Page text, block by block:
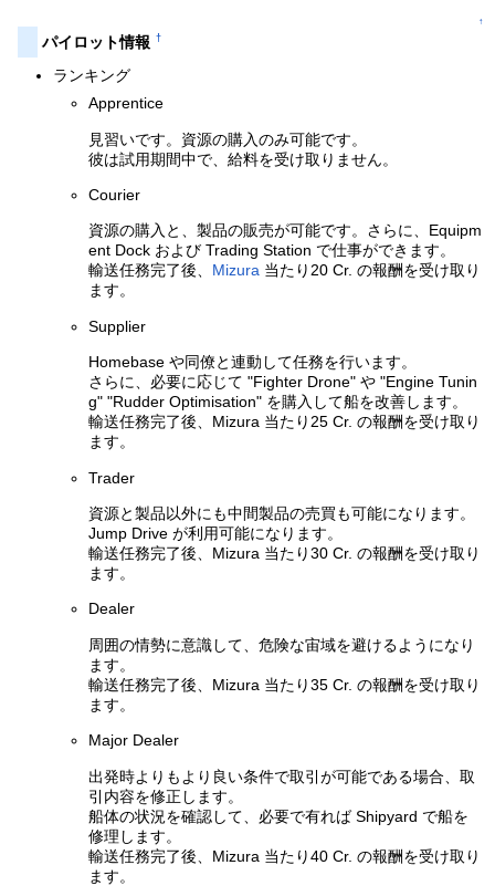
↑
パイロット情報 †
ランキング
Apprentice
見習いです。資源の購入のみ可能です。
彼は試用期間中で、給料を受け取りません。
Courier
資源の購入と、製品の販売が可能です。さらに、Equipm
ent Dock および Trading Station で仕事ができます。
輸送任務完了後、 Mizura 当たり20 Cr. の報酬を受け取り
ます。
Supplier
Homebase や同僚と連動して任務を行います。
さらに、必要に応じて "Fighter Drone" や "Engine Tunin
g" "Rudder Optimisation" を購入して船を改善します。
輸送任務完了後、Mizura 当たり25 Cr. の報酬を受け取り
ます。
Trader
資源と製品以外にも中間製品の売買も可能になります。
Jump Drive が利用可能になります。
輸送任務完了後、Mizura 当たり30 Cr. の報酬を受け取り
ます。
Dealer
周囲の情勢に意識して、危険な宙域を避けるようになり
ます。
輸送任務完了後、Mizura 当たり35 Cr. の報酬を受け取り
ます。
Major Dealer
出発時よりもより良い条件で取引が可能である場合、取
引内容を修正します。
船体の状況を確認して、必要で有れば Shipyard で船を
修理します。
輸送任務完了後、Mizura 当たり40 Cr. の報酬を受け取り
ます。